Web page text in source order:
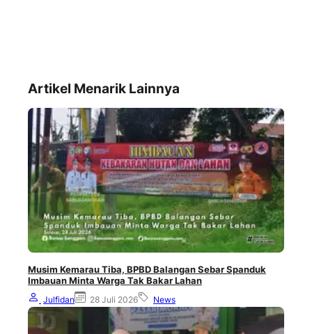
Artikel Menarik Lainnya
Musim Kemarau Tiba, BPBD Balangan Sebar Spanduk
Imbauan Minta Warga Tak Bakar Lahan
Julfidan 28 Juli 2026 News